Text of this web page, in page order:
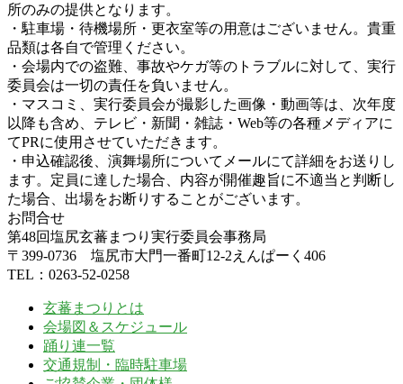
所のみの提供となります。
・駐車場・待機場所・更衣室等の用意はございません。貴重
品類は各自で管理ください。
・会場内での盗難、事故やケガ等のトラブルに対して、実行
委員会は一切の責任を負いません。
・マスコミ、実行委員会が撮影した画像・動画等は、次年度
以降も含め、テレビ・新聞・雑誌・Web等の各種メディアに
てPRに使用させていただきます。
・申込確認後、演舞場所についてメールにて詳細をお送りし
ます。定員に達した場合、内容が開催趣旨に不適当と判断し
た場合、出場をお断りすることがございます。
お問合せ
第48回塩尻玄蕃まつり実行委員会事務局
〒399-0736 塩尻市大門一番町12-2えんぱーく406
TEL：0263-52-0258
玄蕃まつりとは
会場図＆スケジュール
踊り連一覧
交通規制・臨時駐車場